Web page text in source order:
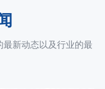
新动态以及行业的最